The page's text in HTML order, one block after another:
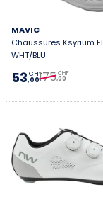
MAVIC
Chaussures Ksyrium
WHT/BLU
53,00
CHF175,00
CHF